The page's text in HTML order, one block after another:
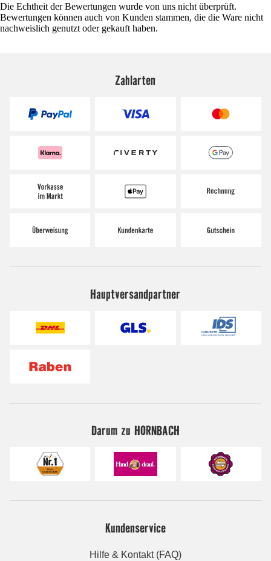
Die Echtheit der Bewertungen wurde von uns nicht überprüft.
Bewertungen können auch von Kunden stammen, die die Ware nicht
nachweislich genutzt oder gekauft haben.
Zahlarten
Hauptversandpartner
Darum zu HORNBACH
Kundenservice
Hilfe & Kontakt (FAQ)